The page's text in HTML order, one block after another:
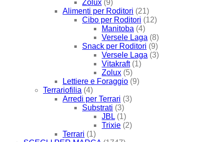
Zolux (9)
Alimenti per Roditori (21)
Cibo per Roditori (12)
Manitoba (4)
Versele Laga (8)
Snack per Roditori (9)
Versele Laga (3)
Vitakraft (1)
Zolux (5)
Lettiere e Foraggio (9)
Terrariofilia (4)
Arredi per Terrari (3)
Substrati (3)
JBL (1)
Trixie (2)
Terrari (1)